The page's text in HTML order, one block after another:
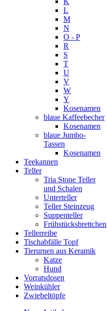
L
M
N
O - P
R
S
T
U
V
W
Y
Kosenamen
blaue Kaffeebecher
Kosenamen
blaue Jumbo-
Tassen
Kosenamen
Teekannen
Teller
Tria Stone Teller
und Schalen
Unterteller
Teller Steinzeug
Suppenteller
Frühstücksbrettchen
Tellerreibe
Tischabfälle Topf
Tierurnen aus Keramik
Katze
Hund
Vorratsdosen
Weinkühler
Zwiebeltöpfe